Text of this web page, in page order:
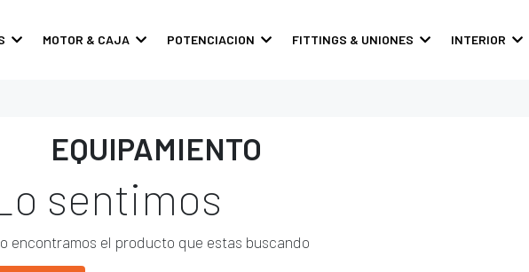
MOTOR & CAJA POTENCIACION FITTINGS & UNIONES INTERIOR
EQUIPAMIENTO
sentimos
encontramos el producto que estas buscando